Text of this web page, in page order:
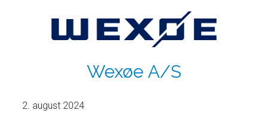
Wexøe A/S
2. august 2024